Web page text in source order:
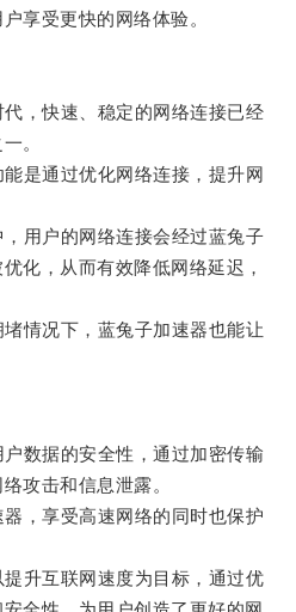
享受更快的网络体验。
，快速、稳定的网络连接已经
。
通过优化网络连接，提升网
用户的网络连接会经过蓝兔子
化，从而有效降低网络延迟，
况下，蓝兔子加速器也能让
数据的安全性，通过加密传输
攻击和信息泄露。
享受高速网络的同时也保护
升互联网速度为目标，通过优